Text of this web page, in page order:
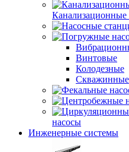
Канализационные
Винтовые
Колодезные
Скважинные
насосы
Инженерные системы